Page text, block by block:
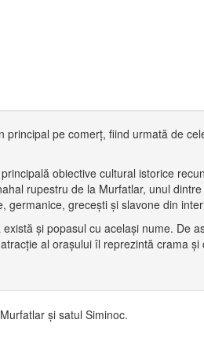
pe comerţ, fiind urmată de
obiective cultural istorice
rupestru de la Murfatlar, unul
germanice, greceşti şi slavone din
şi popasul cu acelaşi nume. De
al oraşului îl reprezintă crama şi
şi satul Siminoc.